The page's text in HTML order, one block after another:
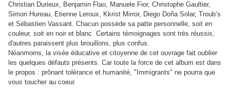
Christian Durieux, Benjamin Flao, Manuele Fior, Christophe Gaultier,
Simon Hureau, Etienne Leroux, Kkrist Mirror, Diego Doña Solar, Troub’s
et Sébastien Vassant. Chacun possède sa patte personnelle, soit en
couleur, soit en noir et blanc. Certains témoignages sont très réussis,
d'autres paraissent plus brouillons, plus confus.
Néanmoins, la visée éducative et citoyenne de cet ouvrage fait oublier
les quelques défauts présents. Car toute la force de cet album est dans
le propos : prônant tolérance et humanité, "Immigrants" ne pourra que
vous toucher au coeur.